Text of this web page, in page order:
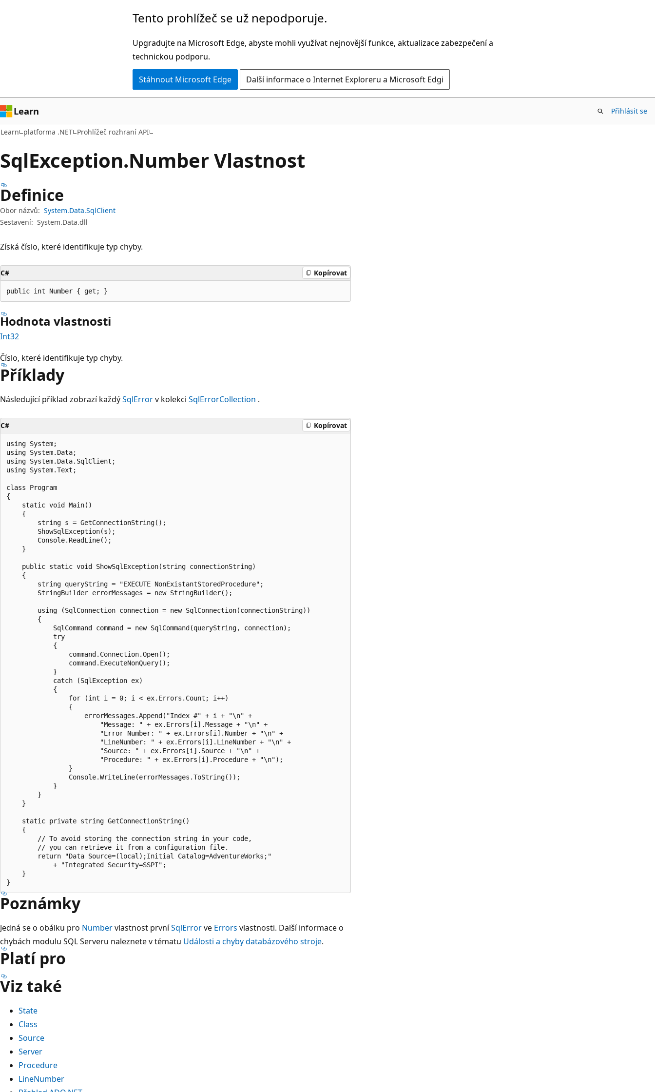
Tento prohlížeč se už nepodporuje.
Upgradujte na Microsoft Edge, abyste mohli využívat nejnovější funkce, aktualizace zabezpečení a
technickou podporu.
Stáhnout Microsoft Edge Další informace o Internet Exploreru a Microsoft Edgi
Learn Přihlásit se
Learn platforma .NET Prohlížeč rozhraní API
SqlException.Number Vlastnost
Definice
Obor názvů: System.Data.SqlClient
Sestavení: System.Data.dll
Získá číslo, které identifikuje typ chyby.
C# Kopírovat
public int Number { get; }
Hodnota vlastnosti
Int32
Číslo, které identifikuje typ chyby.
Příklady
Následující příklad zobrazí každýSqlErrorv kolekci SqlErrorCollection .
C# Kopírovat
using System;
using System.Data;
using System.Data.SqlClient;
using System.Text;
class Program
{
    static void Main()
    {
        string s = GetConnectionString();
        ShowSqlException(s);
        Console.ReadLine();
    }
    public static void ShowSqlException(string connectionString)
    {
        string queryString = "EXECUTE NonExistantStoredProcedure";
        StringBuilder errorMessages = new StringBuilder();
        using (SqlConnection connection = new SqlConnection(connectionString))
        {
            SqlCommand command = new SqlCommand(queryString, connection);
            try
            {
                command.Connection.Open();
                command.ExecuteNonQuery();
            }
            catch (SqlException ex)
            {
                for (int i = 0; i < ex.Errors.Count; i++)
                {
                    errorMessages.Append("Index #" + i + "\n" +
                        "Message: " + ex.Errors[i].Message + "\n" +
                        "Error Number: " + ex.Errors[i].Number + "\n" +
                        "LineNumber: " + ex.Errors[i].LineNumber + "\n" +
                        "Source: " + ex.Errors[i].Source + "\n" +
                        "Procedure: " + ex.Errors[i].Procedure + "\n");
                }
                Console.WriteLine(errorMessages.ToString());
            }
        }
    }
    static private string GetConnectionString()
    {
        // To avoid storing the connection string in your code,
        // you can retrieve it from a configuration file.
        return "Data Source=(local);Initial Catalog=AdventureWorks;"
            + "Integrated Security=SSPI";
    }
Poznámky
Jedná se o obálku pro Numbervlastnost prvníSqlErrorve Errors vlastnosti. Další informace o
chybách modulu SQL Serveru naleznete v tématu Události a chyby databázového stroje.
Platí pro
Viz také
State
Class
Source
Server
Procedure
LineNumber